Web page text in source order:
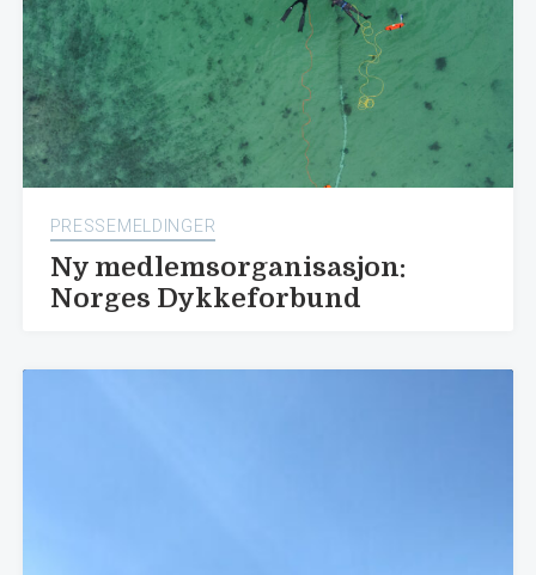
PRESSEMELDINGER
Ny medlemsorganisasjon:
Norges Dykkeforbund